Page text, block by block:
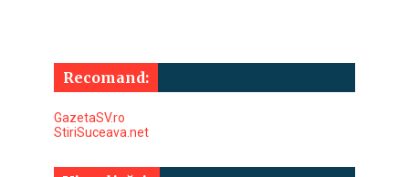
Recomand:
GazetaSV.ro
StiriSuceava.net